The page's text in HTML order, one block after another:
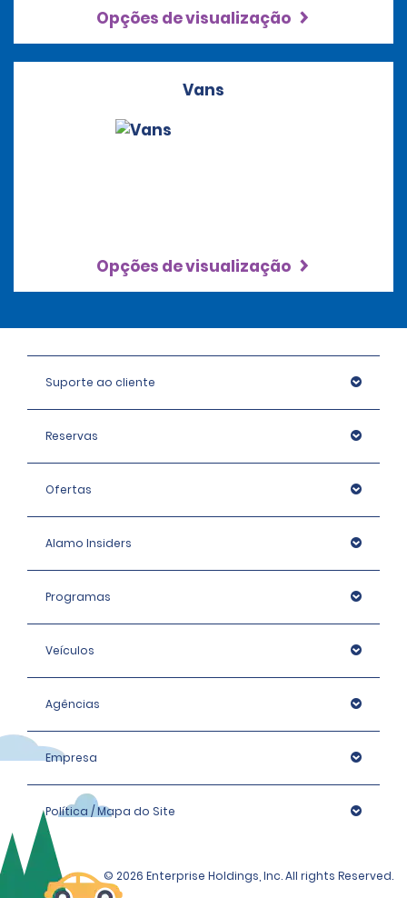
Opções de visualização
Vans
Opções de visualização
Suporte ao cliente
Reservas
Ofertas
Alamo Insiders
Programas
Veículos
Agências
Empresa
Política / Mapa do Site
© 2026 Enterprise Holdings, Inc. All rights Reserved.